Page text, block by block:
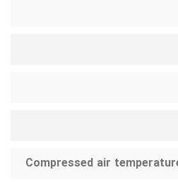
Compressed air